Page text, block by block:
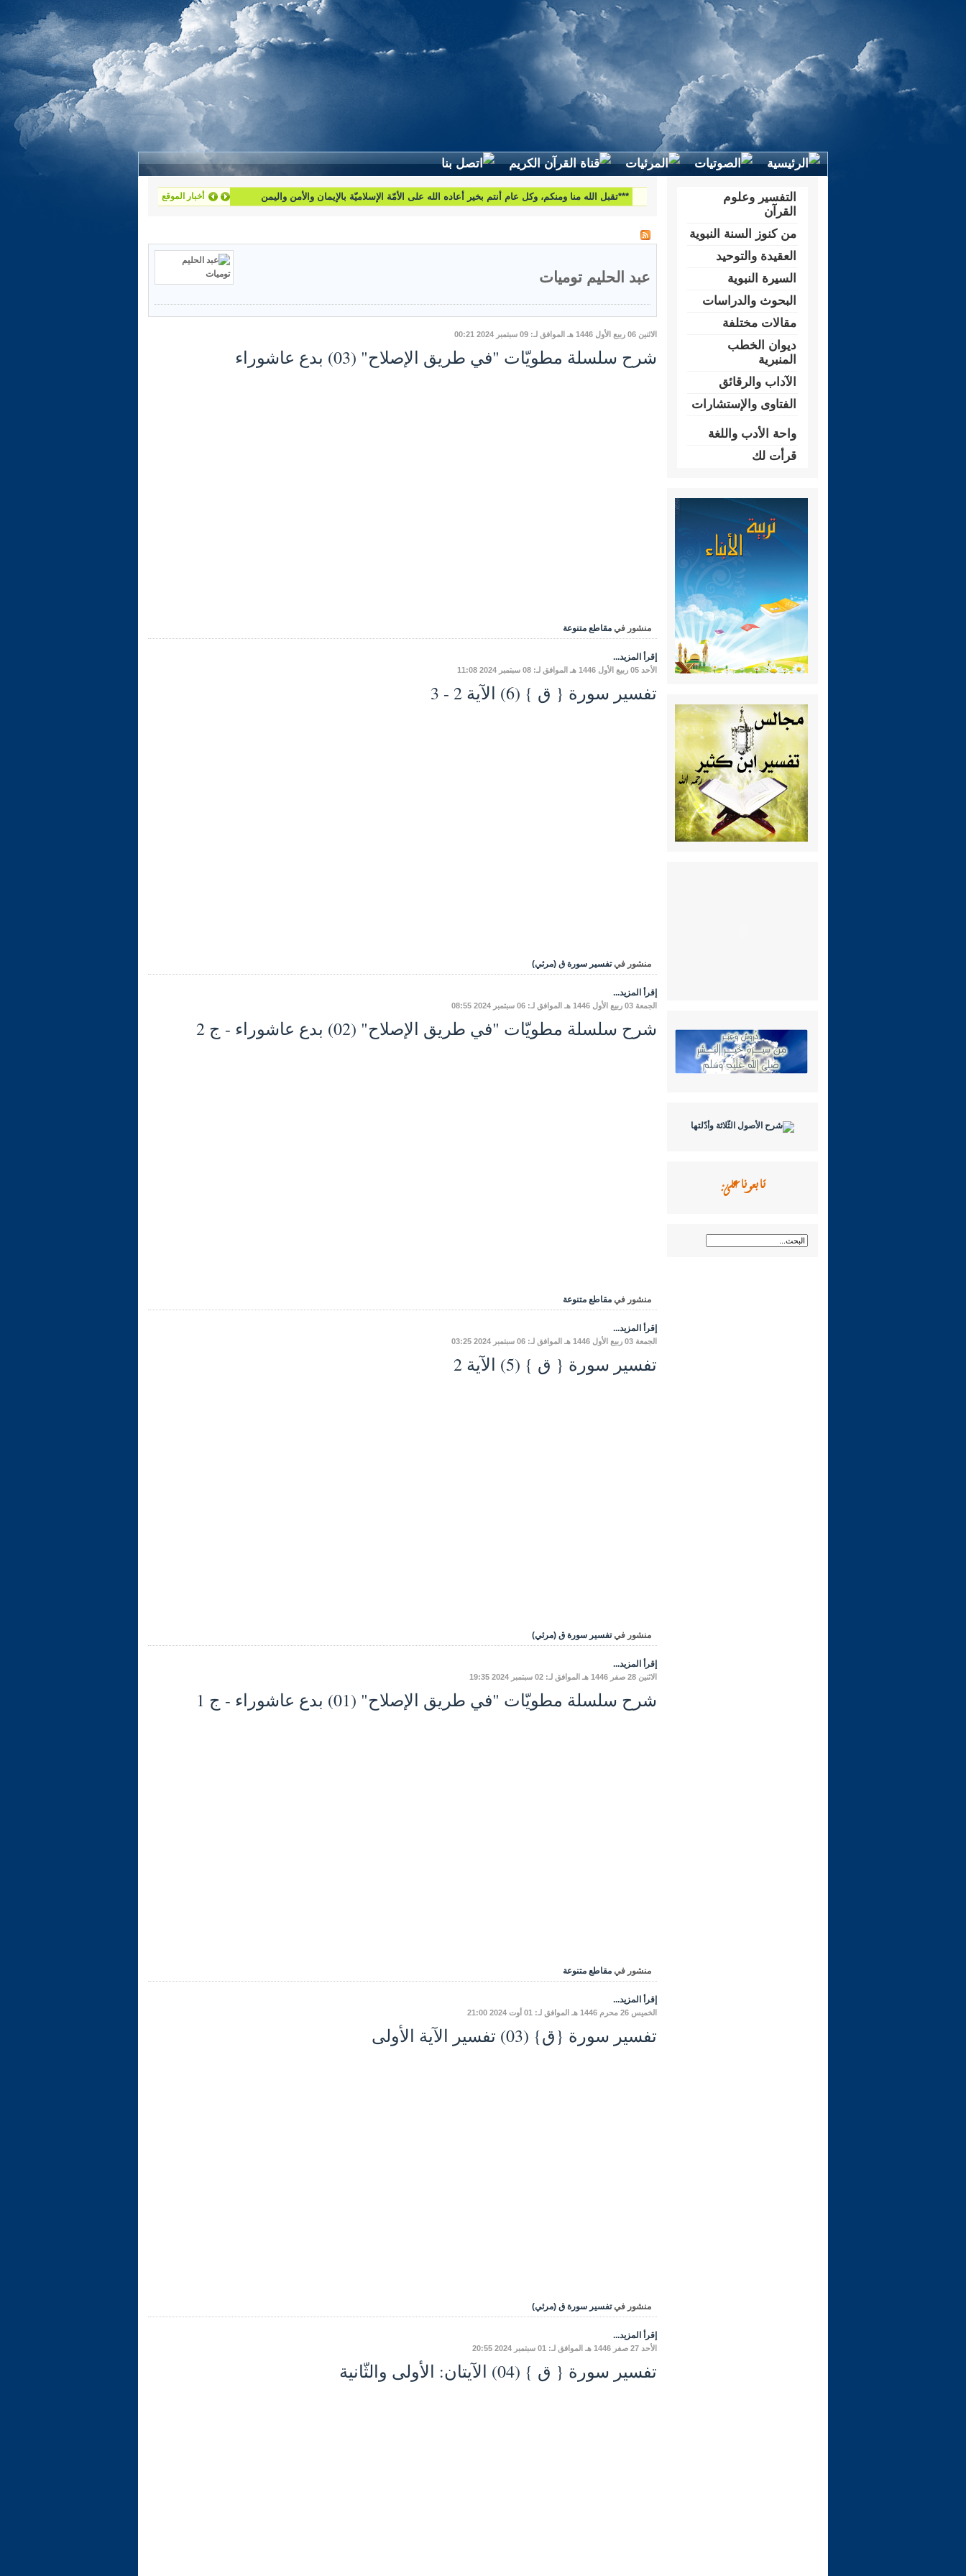
أخبار الموقع
لطرح استفساراتكم وأسئلتكم واقتراحاتكم اتّصلوا بنا على البريد التّالي:
عبد الحليم توميات
الاثنين 06 ربيع الأول 1446 هـ الموافق لـ: 09 سبتمبر 2024 00:21
شرح سلسلة مطويّات "في طريق الإصلاح" (03) بدع عاشوراء
منشور في مقاطع متنوعة
إقرأ المزيد...
الأحد 05 ربيع الأول 1446 هـ الموافق لـ: 08 سبتمبر 2024 11:08
تفسير سورة { ق } (6) الآية 2 - 3
منشور في تفسير سورة ق (مرئي)
إقرأ المزيد...
الجمعة 03 ربيع الأول 1446 هـ الموافق لـ: 06 سبتمبر 2024 08:55
شرح سلسلة مطويّات "في طريق الإصلاح" (02) بدع عاشوراء - ج 2
منشور في مقاطع متنوعة
إقرأ المزيد...
الجمعة 03 ربيع الأول 1446 هـ الموافق لـ: 06 سبتمبر 2024 03:25
تفسير سورة { ق } (5) الآية 2
منشور في تفسير سورة ق (مرئي)
إقرأ المزيد...
الاثنين 28 صفر 1446 هـ الموافق لـ: 02 سبتمبر 2024 19:35
شرح سلسلة مطويّات "في طريق الإصلاح" (01) بدع عاشوراء - ج 1
منشور في مقاطع متنوعة
إقرأ المزيد...
الخميس 26 محرم 1446 هـ الموافق لـ: 01 أوت 2024 21:00
تفسير سورة {ق} (03) تفسير الآية الأولى
منشور في تفسير سورة ق (مرئي)
إقرأ المزيد...
الأحد 27 صفر 1446 هـ الموافق لـ: 01 سبتمبر 2024 20:55
تفسير سورة { ق } (04) الآيتان: الأولى والثّانية
التفسير وعلوم
القرآن
من كنوز السنة النبوية
العقيدة والتوحيد
السيرة النبوية
البحوث والدراسات
مقالات مختلفة
ديوان الخطب
المنبرية
الآداب والرقائق
الفتاوى والإستشارات
واحة الأدب واللغة
قرأت لك
تابعونا على: